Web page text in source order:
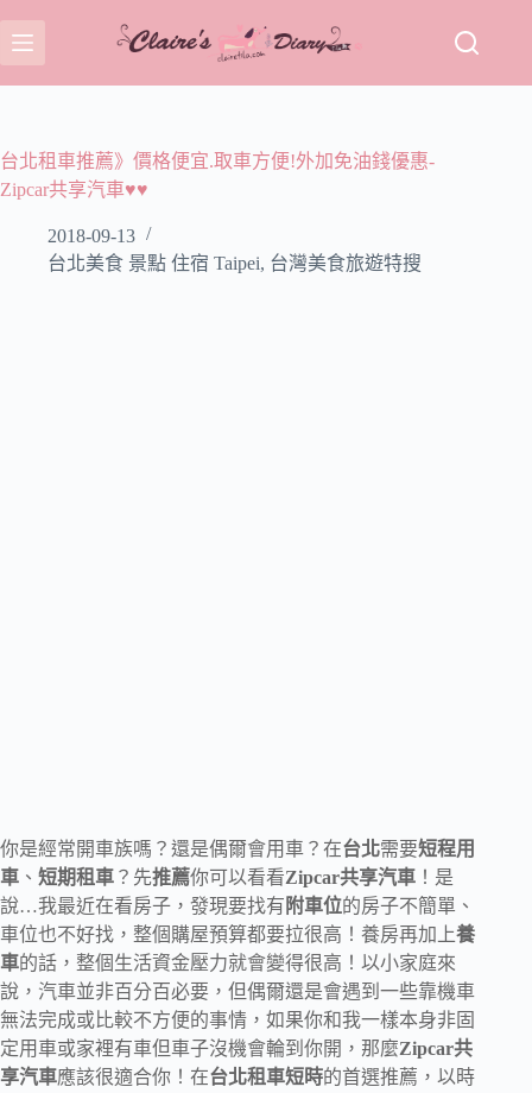
至
主
容
台北租車推薦》價格便宜.取車方便!外加免油錢優惠-
Zipcar共享汽車♥♥
2018-09-13
台北美食 景點 住宿 Taipei, 台灣美食旅遊特搜
你是經常開車族嗎？還是偶爾會用車？在台北需要短程用
車 、 短期租車 ？先推薦你可以看看Zipcar共享汽車 ！是
說…我最近在看房子，發現要找有 附車位的房子不簡單、
車位也不好找，整個購屋預算都要拉很高！養房再加上養
車的話，整個生活資金壓力就會變得很高！以小家庭來
說，汽車並非百分百必要，但偶爾還是會遇到一些靠機車
無法完成或比較不方便的事情，如果你和我一樣本身非固
定用車或家裡有車但車子沒機會輪到你開，那麼Zipcar共
享汽車應該很適合你！在台北租車短時的首選推薦，以時